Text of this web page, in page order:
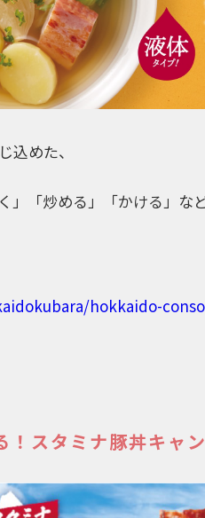
めた、
」「炒める」「かける」な
hokkaido-
スタミナ豚丼キャ